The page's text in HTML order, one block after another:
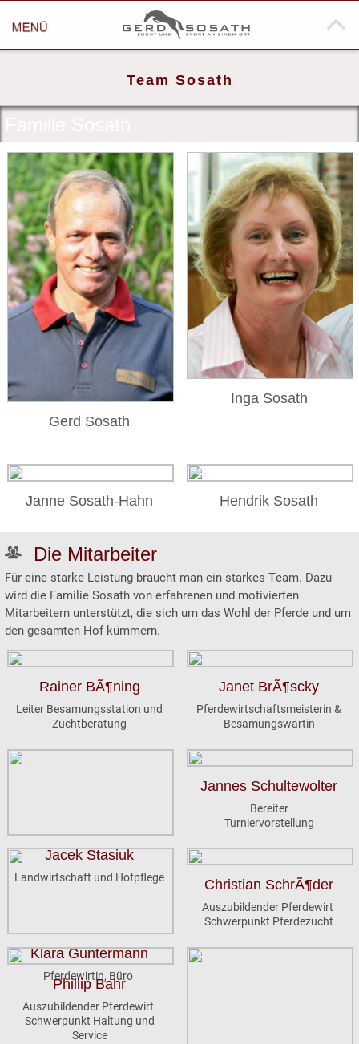
ÃBER UNS
Historie
Erfolgspferde
Impressionen
NEWS
HENGSTE
VERKAUF
REFERENZEN
KONTAKT
BLOG
Team Sosath
Gerd Sosath
Inga Sosath
Janne Sosath-Hahn Hendrik Sosath
Die Mitarbeiter
Für eine starke Leistung braucht man ein starkes Team. Dazu
wird die Familie Sosath von erfahrenen und motivierten
Mitarbeitern unterstützt, die sich um das Wohl der Pferde und um
den gesamten Hof kümmern.
Rainer BÃ¶ning
Leiter Besamungsstation und
Zuchtberatung
Janet BrÃ¶scky
Pferdewirtschaftsmeisterin &
Besamungswartin
Jacek Stasiuk
Landwirtschaft und Hofpflege
Jannes Schultewolter
Bereiter
Turniervorstellung
Klara Guntermann
Pferdewirtin, Büro
Christian SchrÃ¶der
Auszubildender Pferdewirt
Schwerpunkt Pferdezucht
Phillip Bahr
Auszubildender Pferdewirt
Schwerpunkt Haltung und
Service